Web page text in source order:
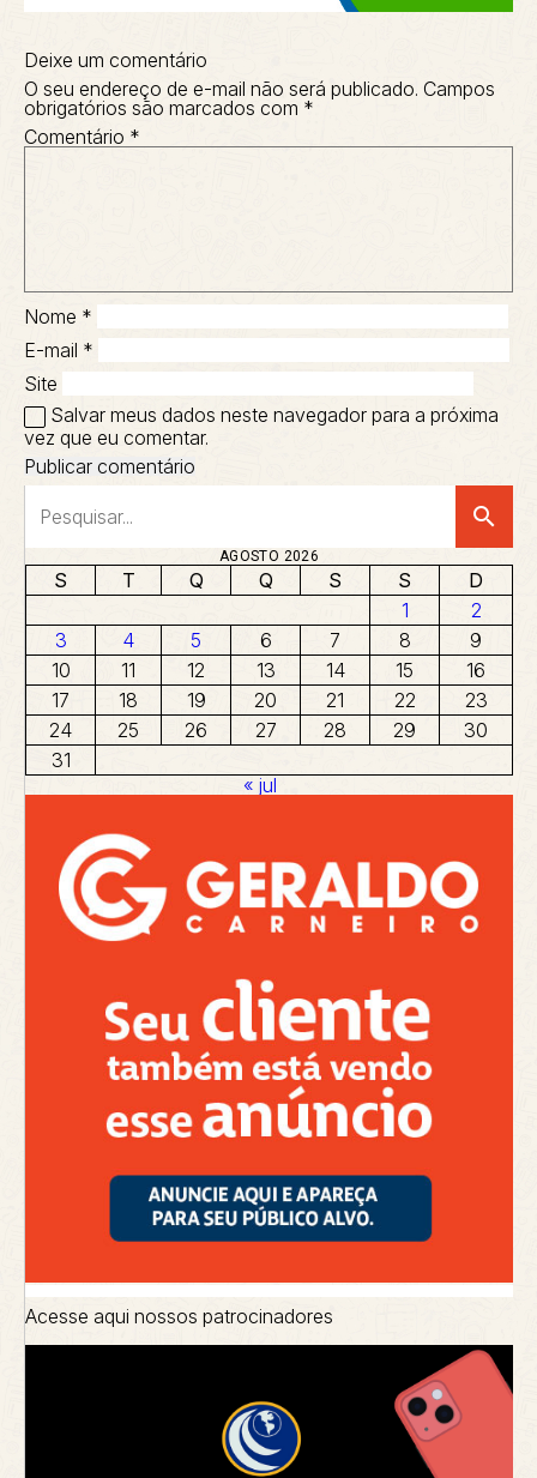
Deixe um comentário
O seu endereço de e-mail não será publicado. Campos
obrigatórios são marcados com *
Comentário *
Nome *
E-mail *
Site
Salvar meus dados neste navegador para a próxima
vez que eu comentar.
search
AGOSTO 2026
S T Q Q S S
D
1
2
3
4 5 6 7 8
9
10
11 12 13 14 15
16
17
18 19 20 21 22
23
24
25 26 27 28 29
30
31
« jul
Acesse aqui nossos patrocinadores